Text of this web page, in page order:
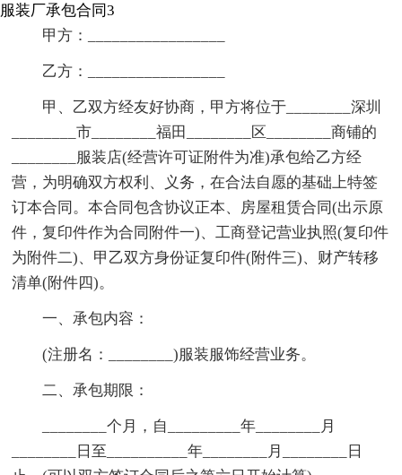
服装厂承包合同3
甲方：_________________
乙方：_________________
甲、乙双方经友好协商，甲方将位于________深圳
________市________福田________区________商铺的
________服装店(经营许可证附件为准)承包给乙方经
营，为明确双方权利、义务，在合法自愿的基础上特签
订本合同。本合同包含协议正本、房屋租赁合同(出示原
件，复印件作为合同附件一)、工商登记营业执照(复印件
为附件二)、甲乙双方身份证复印件(附件三)、财产转移
清单(附件四)。
一、承包内容：
(注册名：________)服装服饰经营业务。
二、承包期限：
________个月，自_________年________月
________日至__________年________月________日